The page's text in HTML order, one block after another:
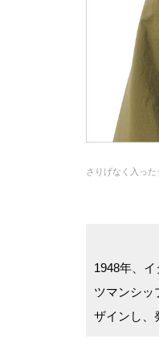
さりげなく入っ
1948年、
ツマンシッ
ザインし、